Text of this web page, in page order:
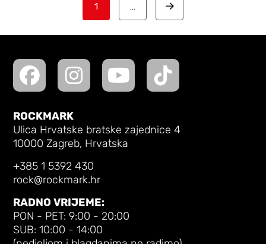
1 … Next
ROCKMARK
Ulica Hrvatske bratske zajednice 4
10000 Zagreb, Hrvatska
+385 1 5392 430
rock@rockmark.hr
RADNO VRIJEME:
PON - PET: 9:00 - 20:00
SUB: 10:00 - 14:00